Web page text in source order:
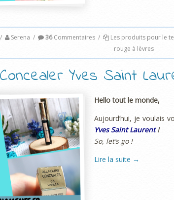
/ Serena / 36Commentaires / Les produits pour le
rouge à lèvres
Yves Saint
Hello tout le monde,
Aujourd’hui, je voulais
Yves Saint Laurent!
So, let’s go !
Lire la suite →